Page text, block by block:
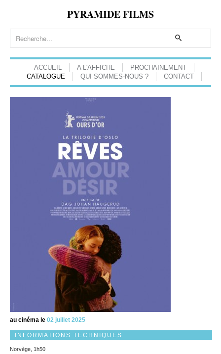
PYRAMIDE FILMS
ACCUEIL A L'AFFICHE
PROCHAINEMENT
CATALOGUE
QUI SOMMES-NOUS ? CONTACT
au cinéma le 02 juillet 2025
INFORMATIONS TECHNIQUES
Norvège, 1h50